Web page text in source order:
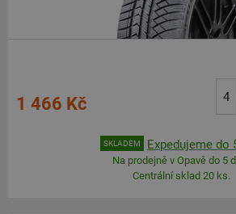
1 466 Kč
SKLADEM Expedujeme do
Na prodejně v Opavě do 5
Centrální sklad 20 ks.